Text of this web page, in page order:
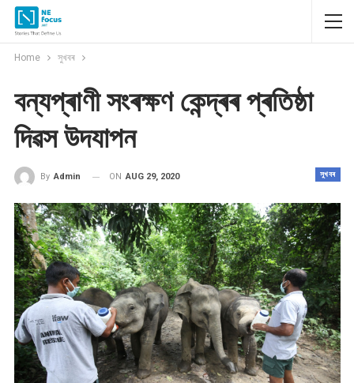
Home সুখবৰ
বন্যপ্ৰাণী সংৰক্ষণ কেন্দ্ৰৰ প্ৰতিষ্ঠা
দিৱস উদযাপন
সুখবৰ
By Admin ON AUG 29, 2020